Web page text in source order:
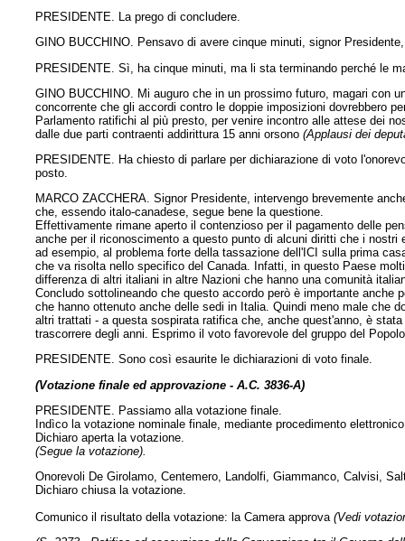
PRESIDENTE. La prego di concludere.
GINO BUCCHINO. Pensavo di avere cinque minuti, signor
PRESIDENTE. Sì, ha cinque minuti, ma li sta terminando perché le
GINO BUCCHINO. Mi auguro che in un prossimo futuro, magari con
concorrente che gli accordi contro le doppie imposizioni dovrebbero
Parlamento ratifichi al più presto, per venire incontro alle attese dei
dalle due parti contraenti addirittura 15 anni orsono(Applausi dei
PRESIDENTE. Ha chiesto di parlare per dichiarazione di voto
posto.
MARCO ZACCHERA. Signor Presidente, intervengo brevemente
che, essendo italo-canadese, segue bene la questione.
Effettivamente rimane aperto il contenzioso per il pagamento delle
anche per il riconoscimento a questo punto di alcuni diritti che i
ad esempio, al problema forte della tassazione dell'ICI sulla prima
che va risolta nello specifico del Canada. Infatti, in questo Paese
differenza di altri italiani in altre Nazioni che hanno una comunità
Concludo sottolineando che questo accordo però è importante
che hanno ottenuto anche delle sedi in Italia. Quindi meno male che
altri trattati - a questa sospirata ratifica che, anche quest'anno, è
trascorrere degli anni. Esprimo il voto favorevole del gruppo del
PRESIDENTE. Sono così esaurite le dichiarazioni di voto finale.
(Votazione finale ed approvazione - A.C. 3836-A)
PRESIDENTE. Passiamo alla votazione finale.
Indìco la votazione nominale finale, mediante procedimento
Dichiaro aperta la votazione.
(Segue la votazione).
Onorevoli De Girolamo, Centemero, Landolfi, Giammanco, Calvisi,
Dichiaro chiusa la votazione.
Comunico il risultato della votazione: la Camera approva(Vedi